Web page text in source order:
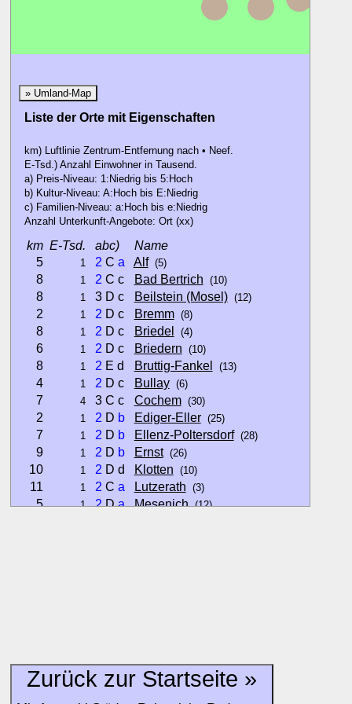
» Umland-Map
Liste der Orte mit Eigenschaften
km) Luftlinie Zentrum-Entfernung nach • Neef.
E-Tsd.) Anzahl Einwohner in Tausend.
a) Preis-Niveau: 1:Niedrig bis 5:Hoch
b) Kultur-Niveau: A:Hoch bis E:Niedrig
c) Familien-Niveau: a:Hoch bis e:Niedrig
Anzahl Unterkunft-Angebote: Ort (xx)
km E-Tsd. abc)
Name
5
1 2 C a Alf (5)
8 1 2 C c Bad Bertrich (10)
8 1 3 D c Beilstein (Mosel) (12)
2 1 2 D c Bremm (8)
8 1 2 D c Briedel (4)
6 1 2 D c Briedern (10)
8 1 2 E d Bruttig-Fankel (13)
4 1 2 D c Bullay (6)
7 4 3 C c Cochem (30)
2 1 2 D b Ediger-Eller (25)
7 1 2 D b Ellenz-Poltersdorf (28)
9 1 2 D b Ernst (26)
10 1 2 D d Klotten (10)
11 1 2 C a Lutzerath (3)
5 1 2Da Mesenich (12)
Zurück zur Startseite »